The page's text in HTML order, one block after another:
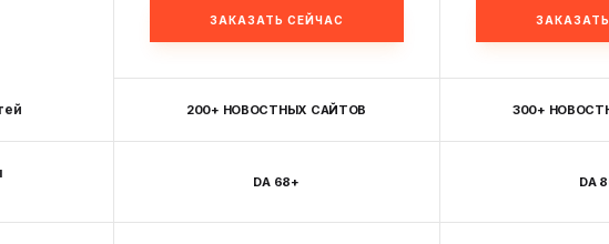
ЗАКАЗАТЬ СЕЙЧАС
200+ НОВОСТНЫХ САЙТОВ 300+
DA 68+ DA